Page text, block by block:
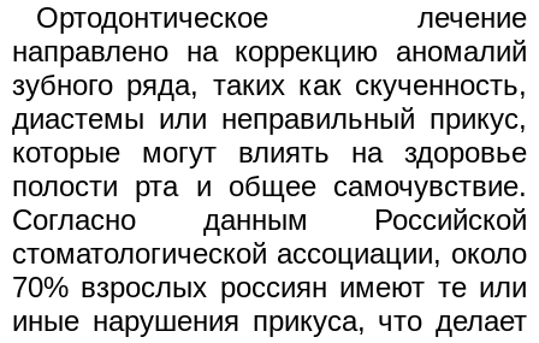
Ортодонтическое лечение
направлено на коррекцию аномалий
зубного ряда, таких как скученность,
диастемы или неправильный прикус,
которые могут влиять на здоровье
полости рта и общее самочувствие.
Согласно данным Российской
стоматологической ассоциации, около
70% взрослых россиян имеют те или
иные нарушения прикуса, что делает